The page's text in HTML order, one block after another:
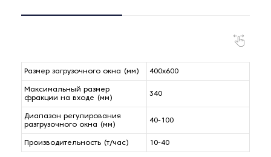
Размер загрузочного окна (мм) 400x600
Максимальный размер
фракции на входе (мм)
340
Диапазон регулирования
разгрузочного окна (мм)
40-100
Производительность (т/час) 10-40